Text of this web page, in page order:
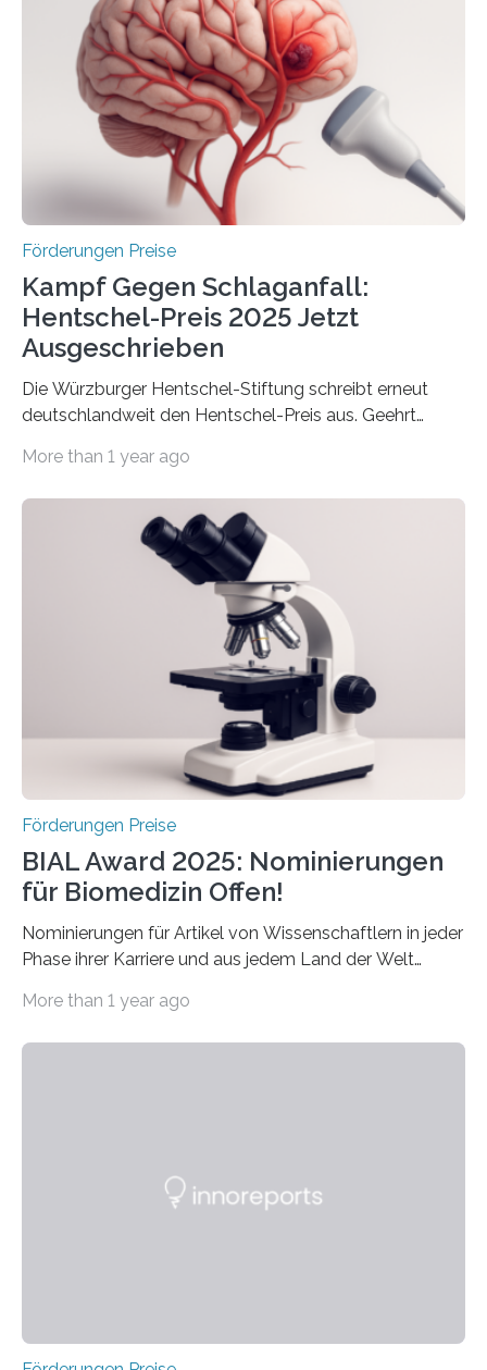
Gemeinschaftsforschung (IGF), Zentrales
Innovationsprogramm Mittelstand (ZIM) und
Innovationskompetenz INNO-KOM. Auf dem
Innovationstag Mittelstand 2025 am 5. Juni 2025 in
Berlin überbrachte das Bundesministerium für
Wirtschaft und Energie eine gute Nachricht:
Überplanmäßige Verpflichtungsermächtigungen in
Förderungen Preise
Kampf Gegen Schlaganfall:
Hentschel-Preis 2025 Jetzt
Ausgeschrieben
Die Würzburger Hentschel-Stiftung schreibt erneut
deutschlandweit den Hentschel-Preis aus. Geehrt
hochrangige wissenschaftliche Publikation zum Thema
Schlaganfall“ mit Sitz in Würzburg fördert die
Schlaganfallforschung, um die Behandlung der
Betroffenen zu verbessern. Dazu schreibt sie auch in
diesem Jahr wieder deutschlandweit den Hentschel-
Preis aus. Er richtet sich gezielt an jüngere
Forscherinnen und Forscher unter 40 Jahren. Geehrt
werden soll eine herausragende Doktorarbeit oder eine
hochrangige wissenschaftliche Publikation zum Thema
More than 1 year ago
Förderungen Preise
BIAL Award 2025: Nominierungen
für Biomedizin Offen!
Nominierungen für Artikel von Wissenschaftlern in jeder
Phase ihrer Karriere und aus jedem Land der Welt
Leben gerufen, um die bemerkenswertesten
Foundation, des BIAL Award in Biomedicine ist in
More than 1 year ago